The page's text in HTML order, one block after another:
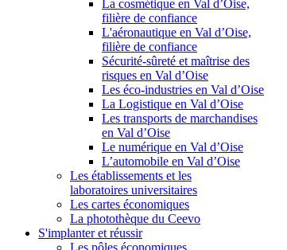
La cosmétique en Val d’Oise,
filière de confiance
L'aéronautique en Val d’Oise,
filière de confiance
Sécurité-sûreté et maîtrise des
risques en Val d’Oise
Les éco-industries en Val d’Oise
La Logistique en Val d’Oise
Les transports de marchandises
en Val d’Oise
Le numérique en Val d’Oise
L’automobile en Val d’Oise
Les établissements et les
laboratoires universitaires
Les cartes économiques
La photothèque du Ceevo
S'implanter et réussir
Les pôles économiques